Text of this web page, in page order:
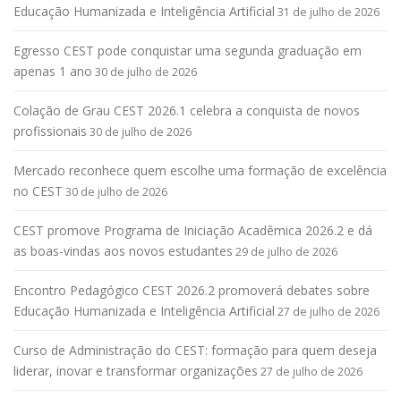
Educação Humanizada e Inteligência Artificial 31 de julho de 2026
Egresso CEST pode conquistar uma segunda graduação em
apenas 1 ano 30 de julho de 2026
Colação de Grau CEST 2026.1 celebra a conquista de novos
profissionais 30 de julho de 2026
Mercado reconhece quem escolhe uma formação de excelência
no CEST 30 de julho de 2026
CEST promove Programa de Iniciação Acadêmica 2026.2 e dá
as boas-vindas aos novos estudantes 29 de julho de 2026
Encontro Pedagógico CEST 2026.2 promoverá debates sobre
Educação Humanizada e Inteligência Artificial 27 de julho de 2026
Curso de Administração do CEST: formação para quem deseja
liderar, inovar e transformar organizações 27 de julho de 2026